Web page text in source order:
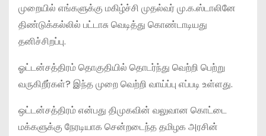
முறையில் எங்களுக்கு மகிழ்ச்சி முதல்வர் மு.க.ஸ்டாலினே
திண்டுக்கல்லில் பட்டாசு வெடித்து கொண்டாடியது
தனிச்சிறப்பு.
ஓட்டன்சத்திரம் தொகுதியில் தொடர்ந்து வெற்றி பெற்று
வருகிறீர்கள்? இந்த முறை வெற்றி வாய்ப்பு எப்படி உள்ளது.
ஒட்டன்சத்திரம் என்பது திமுகவின் வலுவான கொட்டை
மக்களுக்கு நேரடியாக சென்றடைந்த தமிழக அரசின்